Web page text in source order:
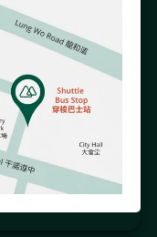
阅我们的《